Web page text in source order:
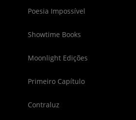
Poesia Impossível
Showtime Books
Moonlight Edições
Primeiro Capítulo
Contraluz